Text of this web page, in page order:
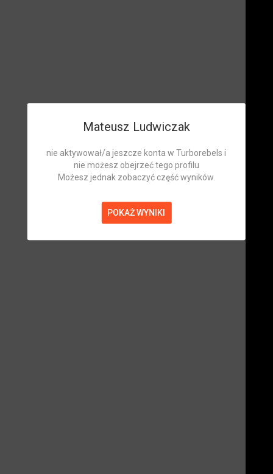
Mateusz Ludwiczak
nie aktywował/a jeszcze konta w Turborebels i
nie możesz obejrzeć tego profilu
Możesz jednak zobaczyć część wyników.
POKAŻ WYNIKI
Mateusz Ludwiczak